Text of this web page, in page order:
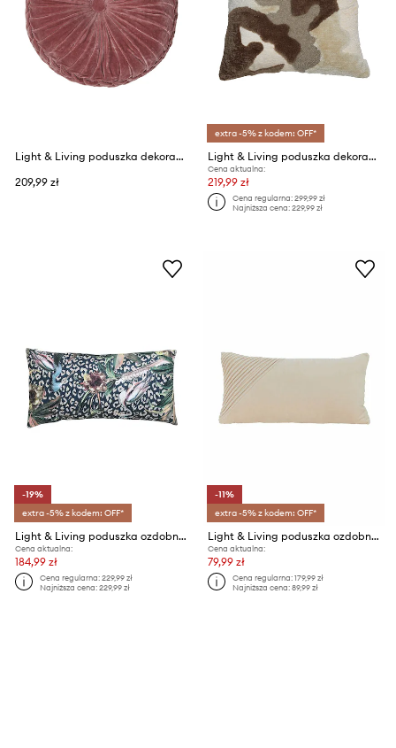
Light & Living poduszka dekoracyjna Berend O 40 cm
209,99 zł
extra -5% z kodem: OFF*
Light & Living poduszka dekoracyjna 45 x 45 cm
Cena aktualna:
219,99 zł
Cena regularna:299,99 zł
Najniższa cena:229,99 zł
-19%
extra -5% z kodem: OFF*
Light & Living poduszka ozdobna
Cena aktualna:
184,99 zł
Cena regularna:229,99 zł
Najniższa cena:229,99 zł
-11%
extra -5% z kodem: OFF*
Light & Living poduszka ozdobna
Cena aktualna:
79,99 zł
Cena regularna:179,99 zł
Najniższa cena:89,99 zł